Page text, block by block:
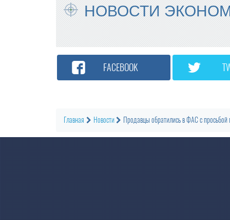
НОВОСТИ
FACEBOOK
Главная Новости Продавцы обратились в ФАС с просьбой